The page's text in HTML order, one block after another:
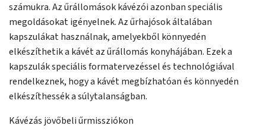
számukra. Az űrállomások kávézói azonban speciális
megoldásokat igényelnek. Az űrhajósok általában
kapszulákat használnak, amelyekből könnyedén
elkészíthetik a kávét az űrállomás konyhájában. Ezek a
kapszulák speciális formatervezéssel és technológiával
rendelkeznek, hogy a kávét megbízhatóan és könnyedén
elkészíthessék a súlytalanságban.
Kávézás jövőbeli űrmissziókon